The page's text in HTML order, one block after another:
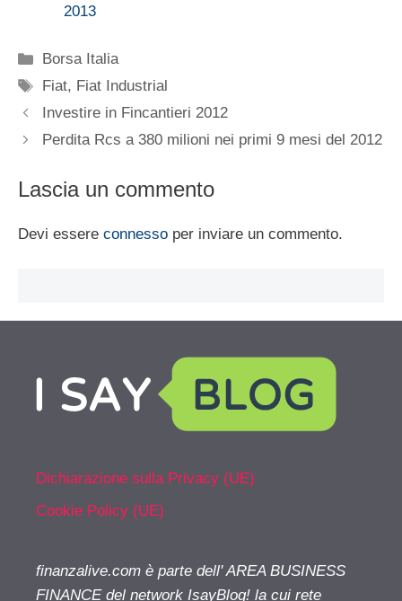
2013
Categorie
Borsa Italia
Tag
Fiat, Fiat Industrial
Investire in Fincantieri 2012
Perdita Rcs a 380 milioni nei primi 9 mesi del 2012
Lascia un commento
Devi essere connesso per inviare un commento.
Dichiarazione sulla Privacy (UE)
Cookie Policy (UE)
finanzalive.com è parte dell' AREA BUSINESS
FINANCE del network IsayBlog! la cui rete